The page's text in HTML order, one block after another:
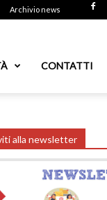
Archivio news
CONTATTI
alla newsletter